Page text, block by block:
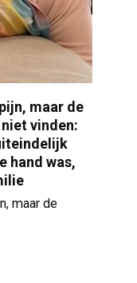
maar de
vinden:
hand was,
maar de